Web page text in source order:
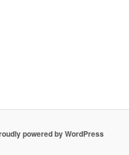
powered by WordPress